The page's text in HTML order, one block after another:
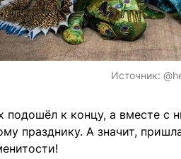
Источник:
подошёл к концу, а вместе с
празднику. А значит,